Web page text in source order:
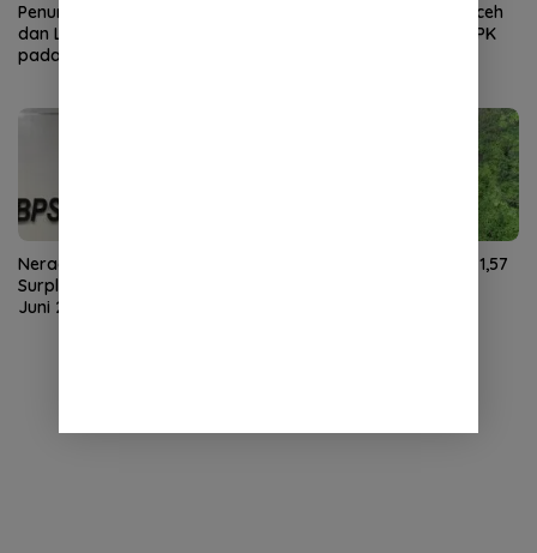
Penumpang Angkutan Udara
dan Laut di Aceh Meningkat
pada Juni 2026
Kunjungan Wisman ke Aceh
Turun pada Juni 2026, TPK
Neraca Perdagangan Aceh
Surplus US$59,27 Juta pada
Juni 2026
NTP Aceh Juli 2026 Naik 1,57